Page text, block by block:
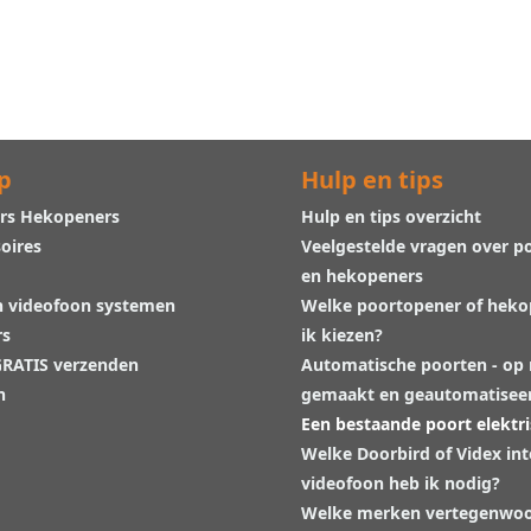
Hekopeners
videofoon systemen
verzenden
Hulp en tips
Hulp en tips overzicht
Veelgestelde vragen over
en hekopeners
Welke poortopener of
ik kiezen?
Automatische poorten - op
gemaakt en
Een bestaande poort
Welke Doorbird of Videx
videofoon heb ik nodig?
Welke merken